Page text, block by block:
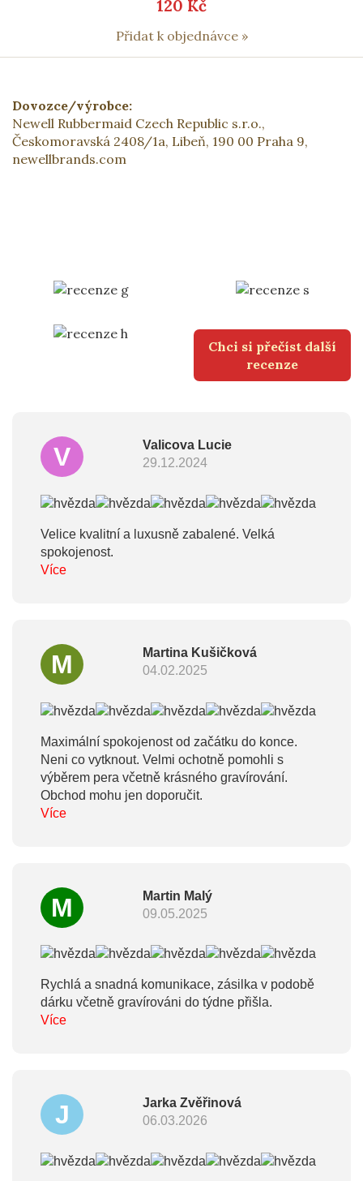
120 Kč
Přidat k objednávce »
Dovozce/výrobce:
Newell Rubbermaid Czech Republic s.r.o.,
Českomoravská 2408/1a, Libeň, 190 00 Praha 9,
newellbrands.com
Chci si přečíst další
recenze
V
Valicova Lucie
29.12.2024
Velice kvalitní a luxusně zabalené. Velká
spokojenost.
Více
M
Martina Kušičková
04.02.2025
Maximální spokojenost od začátku do konce.
Neni co vytknout. Velmi ochotně pomohli s
výběrem pera včetně krásného gravírování.
Obchod mohu jen doporučit.
Více
M
Martin Malý
09.05.2025
Rychlá a snadná komunikace, zásilka v podobě
dárku včetně gravírováni do týdne přišla.
Více
J
Jarka Zvěřinová
06.03.2026